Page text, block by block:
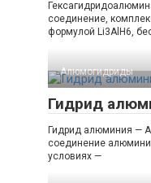
соединение,
формулой Li3AlH6,
Алюмогидриды‎
Гидрид
Гидрид алюминия —
соединение
условиях —